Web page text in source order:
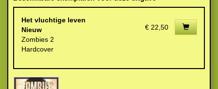
Het vluchtige leven
Nieuw
Zombies 2
Hardcover
€ 22,50